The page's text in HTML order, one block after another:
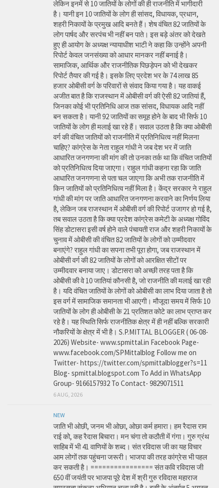
लेकिन इनमें से 10 जातियों के लोगों की ही राजनीति में भागीदारी
है। यानी इन 10 जातियों के लोग ही सांसद, विधायक, प्रधान,
शहरी निकायों के प्रमुख आदि बनते हैं। शेष वंचित 82 जातियों के
लोग पार्षद और सरपंच भी नहीं बन पाते। इस बड़े अंतर को देखते
हुए ही आयोग के अध्यक्ष न्यायाधीश भाटी ने कहा कि उन्होंने अपनी
रिपोर्ट केवल जनसंख्या को आधार मानकर नहीं बनाई है।
सामाजिक, आर्थिक और राजनीतिक पिछड़ेपन को भी देखकर
रिपोर्ट तैयार की गई है। इसके लिए प्रदेश भर के 74 लाख 85
हजार ओबीसी वर्ग के परिवारों से संवाद किया गया है। यह वाकई
अजीत बात है कि राजस्थान में ओबीसी वर्ग की ऐसी 82 जातियां हैं,
जिनका कोई भी प्रतिनिधि आज तक सांसद, विधायक आदि नहीं
बन सकता है। यानी 92 जातियों का समूह होने के बाद भी सिर्फ 10
जातियों के लोग ही मलाई खा रहे हैं। सवाल उठता है कि क्या ओबीसी
वर्ग की वंचित जातियों को राजनीति में प्रतिनिधित्व नहीं मिलना
चाहिए? कांग्रेस के नेता राहुल गांधी ने जब देश भर में जाति
आधारित जनगणना की मांग की तो उनका तर्क था कि वंचित जातियों
को प्रतिनिधित्व दिया जाएगा। राहुल गांधी कहना रहा कि जाति
आधारित जनगणना से पता चल जाएगा कि अभी तक राजनीति में
किन जातियों को प्रतिनिधित्व नहीं मिला है। केंद्र सरकार ने राहुल
गांधी की मांग पर जाति आधारित जनगणना करवाने का निर्णय लिया
है, लेकिन जब राजस्थान में ओबीसी वर्ग की रिपोर्ट उजागर हो गई है,
तब सवाल उठता है कि क्या प्रदेश कांग्रेस कमेटी के अध्यक्ष गोविंद
सिंह डोटासरा इसी वर्ष होने वाले पंचायती राज और शहरी निकायों के
चुनाव में ओबीसी की वंचित 82 जातियों के लोगों को उम्मीदवार
बनाएंगे? राहुल गांधी का सपना तभी पूरा होगा, जब राजस्थान में
ओबीसी वर्ग की 82 जातियों के लोगों को आरक्षित सीटों पर
उम्मीदवार बनाया जाए। डोटासरा को अच्छी तरह पता है कि
ओबीसी की वे 10 जातियां कौनसी है, जो राजनीति की मलाई खा रही
है। यदि वंचित जातियों के लोगों को ओबीसी का लाभ दिया जाता है तो
इस वर्ग में सामाजिक समानता भी आएगी। मौजूदा समय में सिर्फ 10
जातियों के लोग ही ओबीसी के 21 प्रतिशत कोटे का लाभ प्राप्त कर
रहे है। यह स्थिति सिर्फ राजनीतिक क्षेत्र में ही नहीं बल्कि सरकारी
नौकरियों के क्षेत्र में भी है। S.P.MITTAL BLOGGER ( 06-08-
2026) Website- www.spmittal.in Facebook Page-
www.facebook.com/SPMittalblog Follow me on
Twitter- https://twitter.com/spmittalblogger?s=11
Blog- spmittal.blogspot.com To Add in WhatsApp
Group- 9166157932 To Contact- 9829071511
6 AUG, 2026
NEW
जाति भी ओछी, जनम भी ओछा, ओछा कर्म हमारा। हम रैदास राम
राई को, कह रैदास बिचारा। मन चंगा तो कठौती में गंगा। गुरु ग्रंथ
साहिब में भी 41 वाणियों के शब्द। संत रविदास जी का यह विचार
आम लोगों तक पहुंचना जरूरी। भाजपा की तरह कांग्रेस भी पहल
कर सकती है। ================ संत कवि रविदास जी
650 वीं जयंती पर भाजपा पूरे देश में श्री गुरु रविदास महाराज